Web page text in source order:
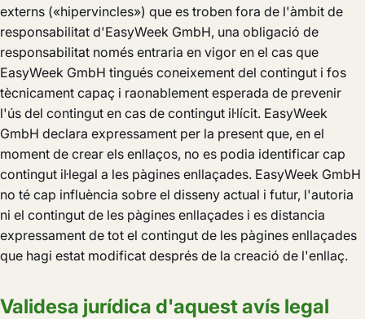
externs («hipervincles») que es troben fora de l'àmbit de
responsabilitat d'EasyWeek GmbH, una obligació de
responsabilitat només entraria en vigor en el cas que
EasyWeek GmbH tingués coneixement del contingut i fos
tècnicament capaç i raonablement esperada de prevenir
l'ús del contingut en cas de contingut il·lícit. EasyWeek
GmbH declara expressament per la present que, en el
moment de crear els enllaços, no es podia identificar cap
contingut il·legal a les pàgines enllaçades. EasyWeek GmbH
no té cap influència sobre el disseny actual i futur, l'autoria
ni el contingut de les pàgines enllaçades i es distancia
expressament de tot el contingut de les pàgines enllaçades
que hagi estat modificat després de la creació de l'enllaç.
Validesa jurídica d'aquest avís legal